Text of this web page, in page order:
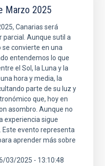
Marzo 2025
Canarias será
parcial. Aunque sutil a
convierte en una
entendemos lo que
el Sol, la Luna y la
hora y media, la
parte de su luz y
que, hoy en
asombro. Aunque no
experiencia sigue
Este evento representa
aprender más sobre
03/2025 - 13:10:48